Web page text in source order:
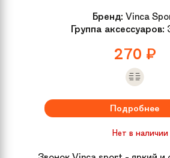
Бренд: Vinca
Группа аксессуаров:
270 ₽
Подробнее
Нет в наличии